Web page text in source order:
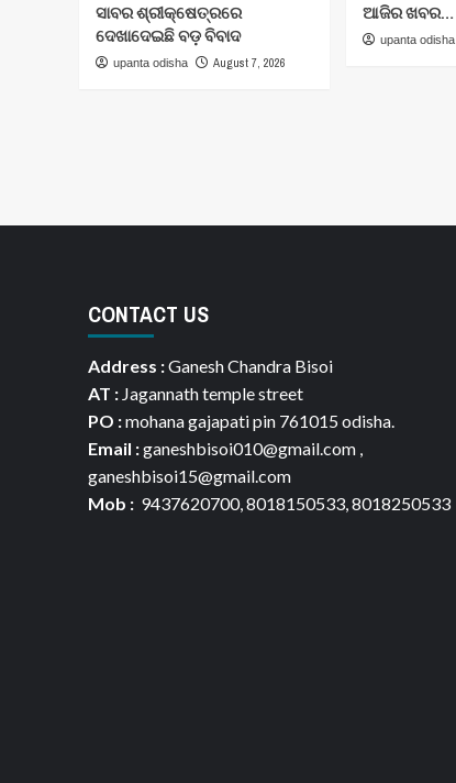
ସାବର ଶ୍ରୀକ୍ଷେତ୍ରରେ
ଦେଖାଦେଇଛି ବଡ଼ ବିବାଦ
upanta odisha August 7, 2026
ଆଜିର ଖବର…
upanta odisha
CONTACT US
Address :Ganesh Chandra Bisoi
AT :Jagannath temple street
PO :mohana gajapati pin 761015 odisha.
Email :ganeshbisoi010@gmail.com ,
ganeshbisoi15@gmail.com
Mob :9437620700, 8018150533, 8018250533